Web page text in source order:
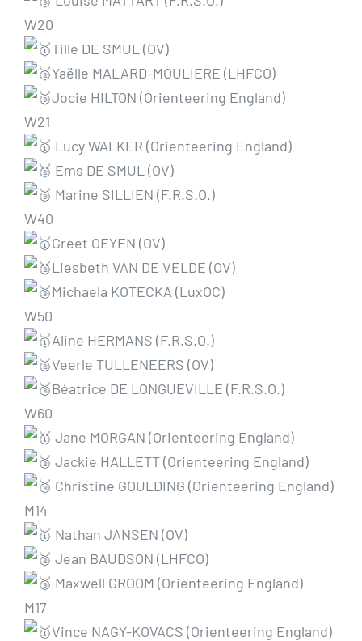
W20
Tille DE SMUL (OV)
Yaëlle MALARD-MOULIERE (LHFCO)
Jocie HILTON (Orienteering England)
W21
Lucy WALKER (Orienteering England)
Ems DE SMUL (OV)
Marine SILLIEN (F.R.S.O.)
W40
Greet OEYEN (OV)
Liesbeth VAN DE VELDE (OV)
Michaela KOTECKA (LuxOC)
W50
Aline HERMANS (F.R.S.O.)
Veerle TULLENEERS (OV)
Béatrice DE LONGUEVILLE (F.R.S.O.)
W60
Jane MORGAN (Orienteering England)
Jackie HALLETT (Orienteering England)
Christine GOULDING (Orienteering England)
M14
Nathan JANSEN (OV)
Jean BAUDSON (LHFCO)
Maxwell GROOM (Orienteering England)
M17
Vince NAGY-KOVACS (Orienteering England)